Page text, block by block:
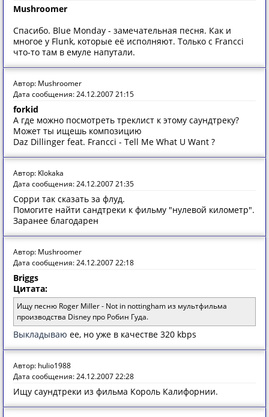
Mushroomer
Спасибо. Blue Monday - замечательная песня. Как и
многое у Flunk, которые её исполняют. Только с Francci
что-то там в емуле напутали.
Автор: Mushroomer
Дата сообщения: 24.12.2007 21:15
forkid
А где можно посмотреть треклист к этому саундтреку?
Может ты ищешь композицию
Daz Dillinger feat. Francci - Tell Me What U Want ?
Автор: Klokaka
Дата сообщения: 24.12.2007 21:35
Сорри так сказать за флуд.
Помогите найти сандтреки к фильму "нулевой километр".
Заранее благодарен
Автор: Mushroomer
Дата сообщения: 24.12.2007 22:18
Briggs
Цитата:
Ищу песню Roger Miller - Not in nottingham из мультфильма
производства Disney про Робин Гуда.
Выкладываю ее, но уже в качестве 320 kbps
Автор: hulio1988
Дата сообщения: 24.12.2007 22:28
Ищу саундтреки из фильма Король Калифорнии.